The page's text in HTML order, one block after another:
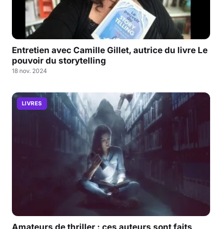
Entretien avec Camille Gillet, autrice du livre Le
pouvoir du storytelling
18 nov. 2024
LIVRES